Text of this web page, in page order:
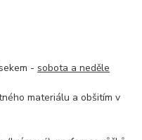
- sobota a neděle
materiálu a obšitím v